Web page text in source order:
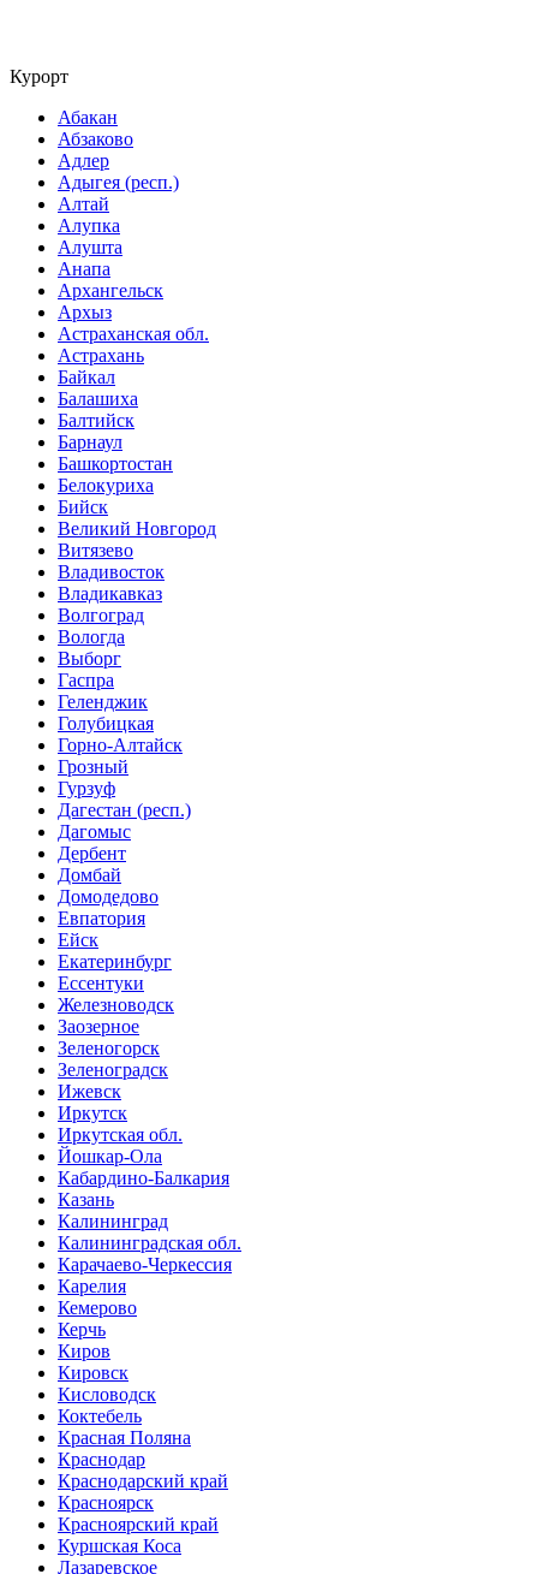
Курорт
Абакан
Абзаково
Адлер
Адыгея (респ.)
Алтай
Алупка
Алушта
Анапа
Архангельск
Архыз
Астраханская обл.
Астрахань
Байкал
Балашиха
Балтийск
Барнаул
Башкортостан
Белокуриха
Бийск
Великий Новгород
Витязево
Владивосток
Владикавказ
Волгоград
Вологда
Выборг
Гаспра
Геленджик
Голубицкая
Горно-Алтайск
Грозный
Гурзуф
Дагестан (респ.)
Дагомыс
Дербент
Домбай
Домодедово
Евпатория
Ейск
Екатеринбург
Ессентуки
Железноводск
Заозерное
Зеленогорск
Зеленоградск
Ижевск
Иркутск
Иркутская обл.
Йошкар-Ола
Кабардино-Балкария
Казань
Калининград
Калининградская обл.
Карачаево-Черкессия
Карелия
Кемерово
Керчь
Киров
Кировск
Кисловодск
Коктебель
Красная Поляна
Краснодар
Краснодарский край
Красноярск
Красноярский край
Куршская Коса
Лазаревское